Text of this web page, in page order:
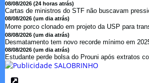
08/08/2026 (24 horas atrás)
Cartas de ministros do STF não buscavam
08/08/2026 (um dia atrás)
Morre porco clonado em projeto da USP para
08/08/2026 (um dia atrás)
Desmatamento tem novo recorde mínimo em
08/08/2026 (um dia atrás)
Estudante perde bolsa do Prouni após extratos